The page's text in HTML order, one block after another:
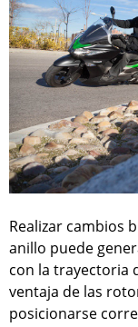
Realizar cambios
anillo puede
con la trayectoria
ventaja de las
posicionarse